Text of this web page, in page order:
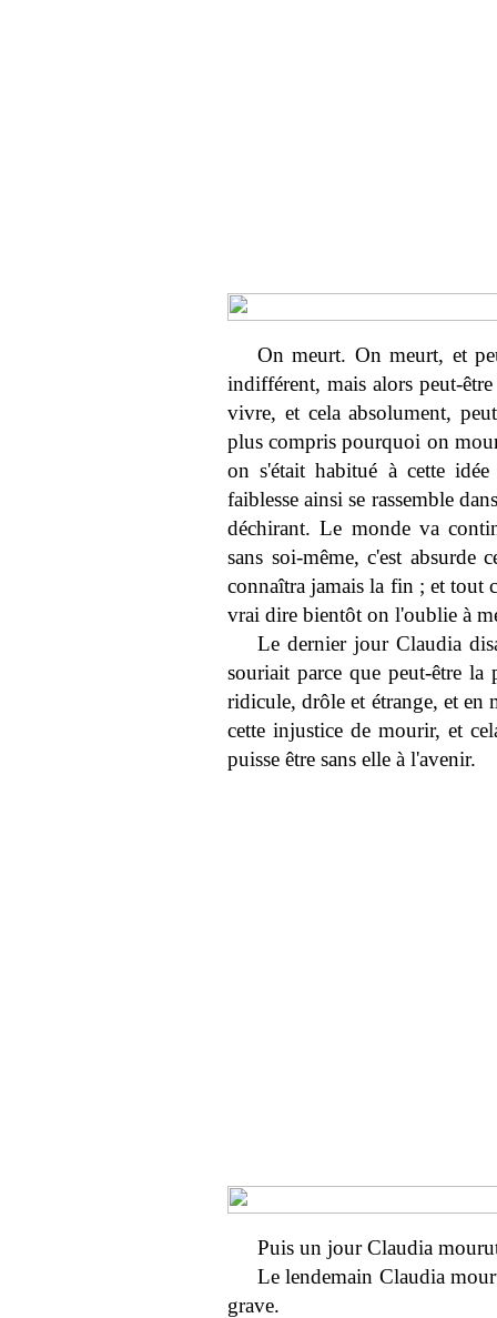
On meurt. On meurt, et
indifférent, mais alors peut-
vivre, et cela absolument,
plus compris pourquoi on
on s'était habitué à cette
faiblesse ainsi se rassemble
déchirant. Le monde va
sans soi-même, c'est absurde
connaîtra jamais la fin ; et tout
vrai dire bientôt on l'oublie à
Le dernier jour Claudia
souriait parce que peut-être la
ridicule, drôle et étrange, et en
cette injustice de mourir, et
puisse être sans elle à l'avenir.
Puis un jour Claudia
Le lendemain Claudia
grave.